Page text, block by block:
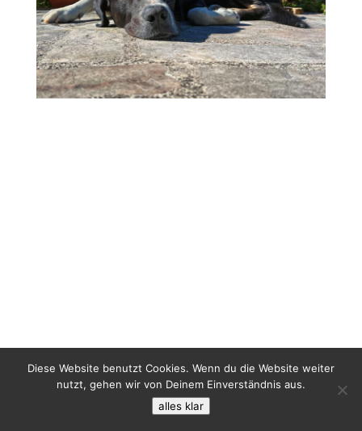
Diese Website benutzt Cookies. Wenn du die Website weiter
nutzt, gehen wir von Deinem Einverständnis aus.
alles klar